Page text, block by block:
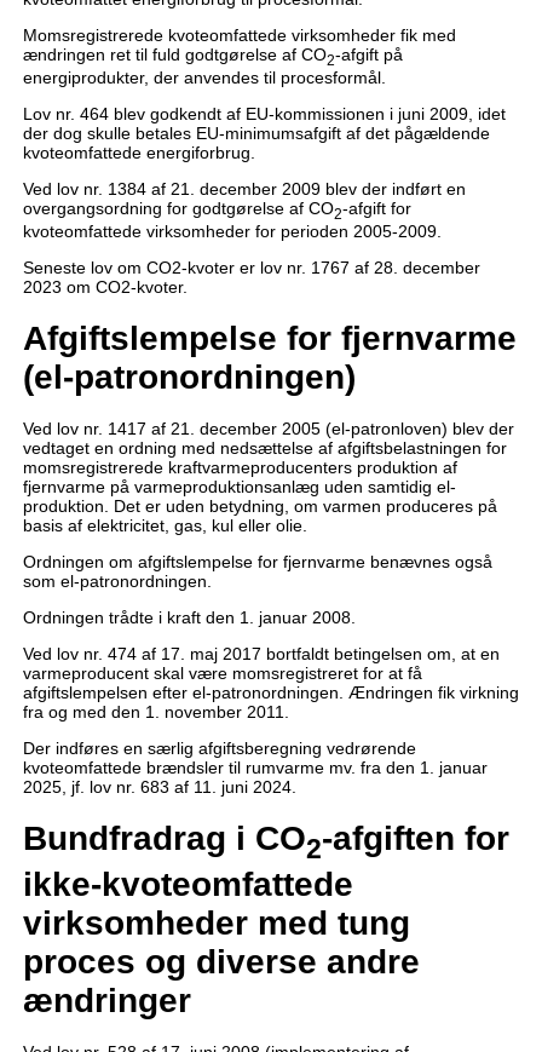
Momsregistrerede kvoteomfattede virksomheder fik med
ændringen ret til fuld godtgørelse af CO2-afgift på
energiprodukter, der anvendes til procesformål.
Lov nr. 464 blev godkendt af EU-kommissionen i juni 2009, idet
der dog skulle betales EU-minimumsafgift af det pågældende
kvoteomfattede energiforbrug.
Ved lov nr. 1384 af 21. december 2009 blev der indført en
overgangsordning for godtgørelse af CO2-afgift for
kvoteomfattede virksomheder for perioden 2005-2009.
Seneste lov om CO2-kvoter er lov nr. 1767 af 28. december
2023 om CO2-kvoter.
Afgiftslempelse for fjernvarme
(el-patronordningen)
Ved lov nr. 1417 af 21. december 2005 (el-patronloven) blev der
vedtaget en ordning med nedsættelse af afgiftsbelastningen for
momsregistrerede kraftvarmeproducenters produktion af
fjernvarme på varmeproduktionsanlæg uden samtidig el-
produktion. Det er uden betydning, om varmen produceres på
basis af elektricitet, gas, kul eller olie.
Ordningen om afgiftslempelse for fjernvarme benævnes også
som el-patronordningen.
Ordningen trådte i kraft den 1. januar 2008.
Ved lov nr. 474 af 17. maj 2017 bortfaldt betingelsen om, at en
varmeproducent skal være momsregistreret for at få
afgiftslempelsen efter el-patronordningen. Ændringen fik virkning
fra og med den 1. november 2011.
Der indføres en særlig afgiftsberegning vedrørende
kvoteomfattede brændsler til rumvarme mv. fra den 1. januar
2025, jf. lov nr. 683 af 11. juni 2024.
Bundfradrag i CO2-afgiften for
ikke-kvoteomfattede
virksomheder med tung
proces og diverse andre
ændringer